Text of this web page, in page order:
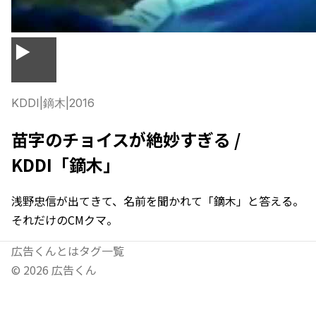
▶
KDDI 鏑木 2016
苗字のチョイスが絶妙すぎる /
KDDI「鏑木」
浅野忠信が出てきて、名前を聞かれて「鏑木」と答える。
それだけのCMクマ。
広告くんとはタグ一覧
© 2026 広告くん